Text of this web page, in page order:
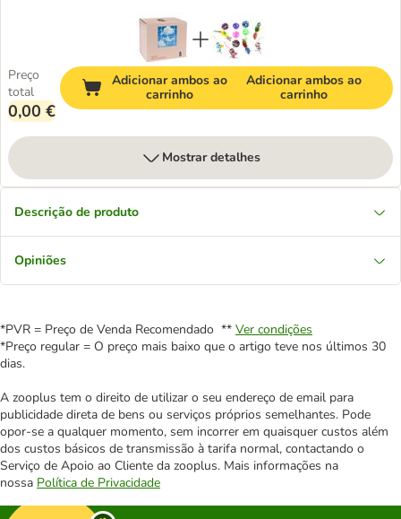
Preço
total
0,00 €
Adicionar ambos ao
carrinho
Adicionar ambos ao
carrinho
Mostrar detalhes
Descrição de produto
Opiniões
*PVR = Preço de Venda Recomendado ** Ver condições
*Preço regular = O preço mais baixo que o artigo teve nos últimos 30
dias.
A zooplus tem o direito de utilizar o seu endereço de email para
publicidade direta de bens ou serviços próprios semelhantes. Pode
opor-se a qualquer momento, sem incorrer em quaisquer custos além
dos custos básicos de transmissão à tarifa normal, contactando o
Serviço de Apoio ao Cliente da zooplus. Mais informações na
nossa Política de Privacidade